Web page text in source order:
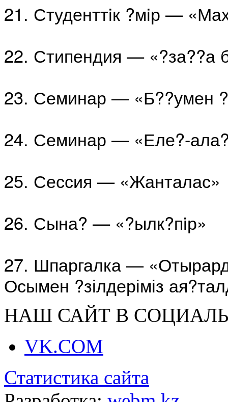
21. Студенттiк ?мiр —
22. Стипендия — «?за??а
23. Семинар — «Б??умен
24. Семинар — «Еле?-
25. Сессия — «Жанталас»
26. Сына? — «?ылк?пiр»
27. Шпаргалка —
Осымен ?зілдеріміз
НАШ САЙТ В
VK.COM
Статистика сайта